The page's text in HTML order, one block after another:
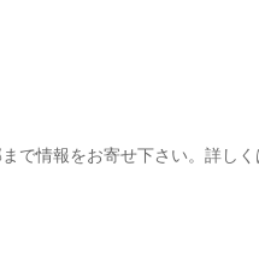
で情報をお寄せ下さい。詳しく